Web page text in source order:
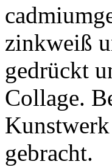
zinkweiß
gedrückt
Collage.
gebracht.